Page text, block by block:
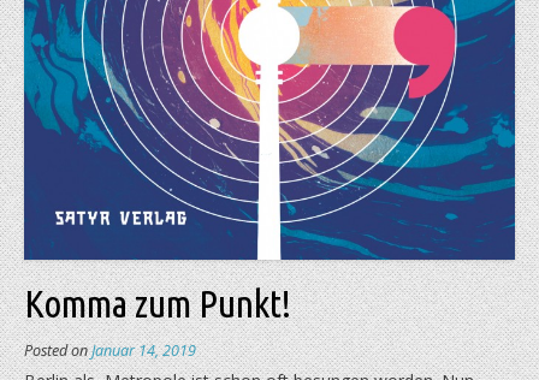
Komma zum Punkt!
Posted onJanuar 14, 2019